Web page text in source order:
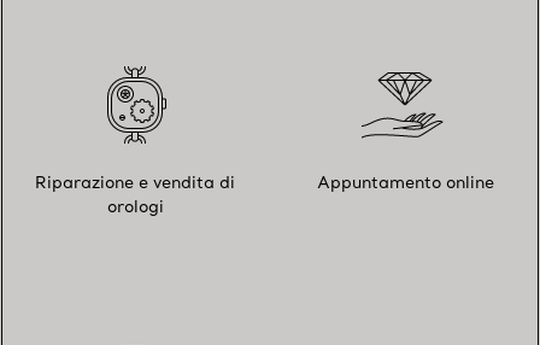
Riparazione e vendita di
orologi
Appuntamento online